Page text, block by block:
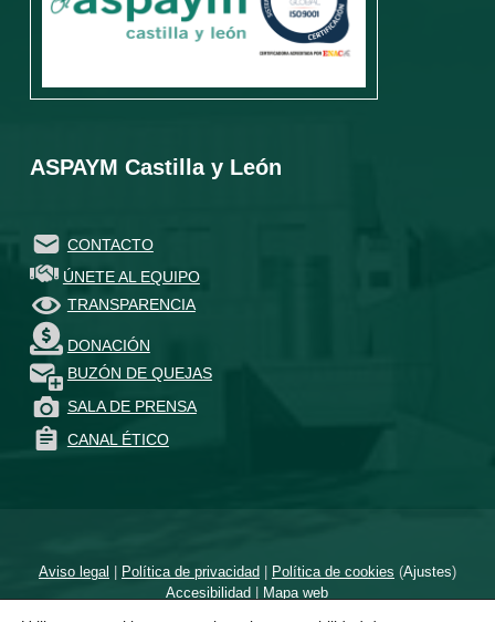
ASPAYM Castilla y León
CONTACTO
ÚNETE AL EQUIPO
TRANSPARENCIA
DONACIÓN
BUZÓN DE QUEJAS
SALA DE PRENSA
CANAL ÉTICO
Aviso legal | Política de privacidad| Política de cookies (Ajustes)
Accesibilidad | Mapa web